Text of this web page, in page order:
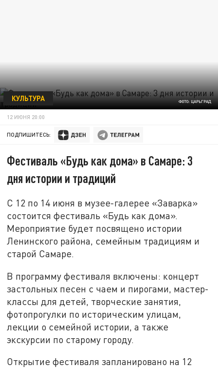
ФОТО: ЦАРЬГРАД
КУЛЬТУРА
12 ИЮНЯ 20:00
ПОДПИШИТЕСЬ:
Фестиваль «Будь как дома» в Самаре: 3
дня истории и традиций
С 12 по 14 июня в музее-галерее «Заварка»
состоится фестиваль «Будь как дома».
Мероприятие будет посвящено истории
Ленинского района, семейным традициям и
старой Самаре.
В программу фестиваля включены: концерт
застольных песен с чаем и пирогами, мастер-
классы для детей, творческие занятия,
фотопрогулки по историческим улицам,
лекции о семейной истории, а также
экскурсии по старому городу.
Открытие фестиваля запланировано на 12